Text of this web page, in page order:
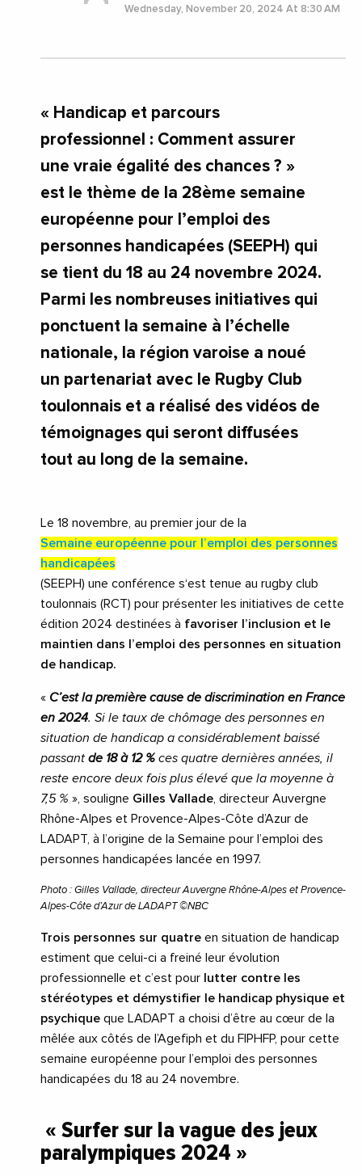
Wednesday, November 20, 2024 At 8:30 AM
« Handicap et parcours
professionnel : Comment assurer
une vraie égalité des chances ? »
est le thème de la 28ème semaine
européenne pour l’emploi des
personnes handicapées (SEEPH) qui
se tient du 18 au 24 novembre 2024.
Parmi les nombreuses initiatives qui
ponctuent la semaine à l’échelle
nationale, la région varoise a noué
un partenariat avec le Rugby Club
toulonnais et a réalisé des vidéos de
témoignages qui seront diffusées
tout au long de la semaine.
Le 18 novembre, au premier jour de la
Semaine européenne pour l’emploi des personnes
handicapées
(SEEPH) une conférence s‘est tenue au rugby club
toulonnais (RCT) pour présenter les initiatives de cette
édition 2024 destinées à favoriser l’inclusion et le
maintien dans l’emploi des personnes en situation
de handicap.
« C’est la première cause de discrimination en France
en 2024. Si le taux de chômage des personnes en
situation de handicap a considérablement baissé
passant de 18 à 12 % ces quatre dernières années, il
reste encore deux fois plus élevé que la moyenne à
7,5 % », souligne Gilles Vallade , directeur Auvergne
Rhône-Alpes et Provence-Alpes-Côte d’Azur de
LADAPT, à l’origine de la Semaine pour l’emploi des
personnes handicapées lancée en 1997.
Photo : Gilles Vallade, directeur Auvergne Rhône-Alpes et Provence-
Alpes-Côte d’Azur de LADAPT ©NBC
Trois personnes sur quatre en situation de handicap
estiment que celui-ci a freiné leur évolution
professionnelle et c’est pour lutter contre les
stéréotypes et démystifier le handicap physique et
psychique que LADAPT a choisi d’être au cœur de la
mêlée aux côtés de l’Agefiph et du FIPHFP, pour cette
semaine européenne pour l’emploi des personnes
handicapées du 18 au 24 novembre.
« Surfer sur la vague des jeux
paralympiques 2024 »